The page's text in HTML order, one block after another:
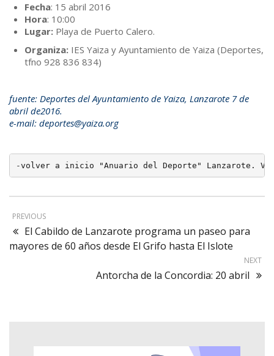
Fecha: 15 abril 2016
Hora: 10:00
Lugar: Playa de Puerto Calero.
Organiza: IES Yaiza y Ayuntamiento de Yaiza (Deportes,
tfno 928 836 834)
fuente: Deportes del Ayuntamiento de Yaiza, Lanzarote 7 de
abril de2016.
e-mail: deportes@yaiza.org
-volver a inicio "Anuario del Deporte" Lanzarote.
PREVIOUS
El Cabildo de Lanzarote programa un paseo para
mayores de 60 años desde El Grifo hasta El Islote
NEXT
Antorcha de la Concordia: 20 abril